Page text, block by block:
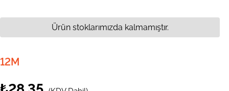
12M
Ürün stoklarımızda kalmamıştır.